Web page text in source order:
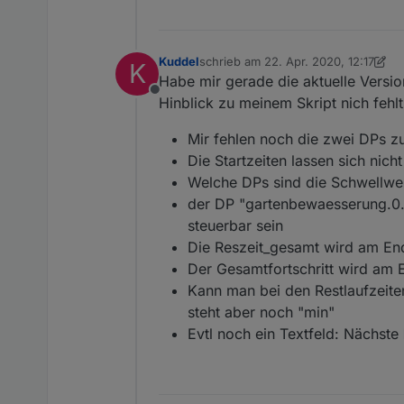
K
Offline
Kuddelschrieb am 22. Apr. 2020, 12:17
zuletzt editiert von Kuddel
Habe mir gerade die aktuelle
Hinblick zu meinem Skript nich
Mir fehlen noch die zwei DPs
Die Startzeiten lassen sich
Welche DPs sind die
der DP
steuerbar sein
Die Reszeit_gesamt wird am
Der Gesamtfortschritt wird am
Kann man bei den
steht aber noch "min"
Evtl noch ein Textfeld: